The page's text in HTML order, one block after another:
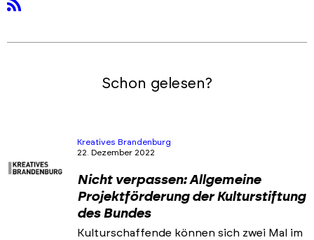
Schon gelesen?
Kreatives Brandenburg
22. Dezember 2022
Nicht verpassen: Allgemeine
Projektförderung der Kulturstiftung
des Bundes
Kulturschaffende können sich zwei Mal im